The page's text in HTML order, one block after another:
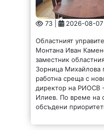
73 | 2026-08-07
Областният
Монтана Иван
заместник
Зорница Михайлова
работна среща с
директор на РИОСВ
Илиев. По време на
обсъдени